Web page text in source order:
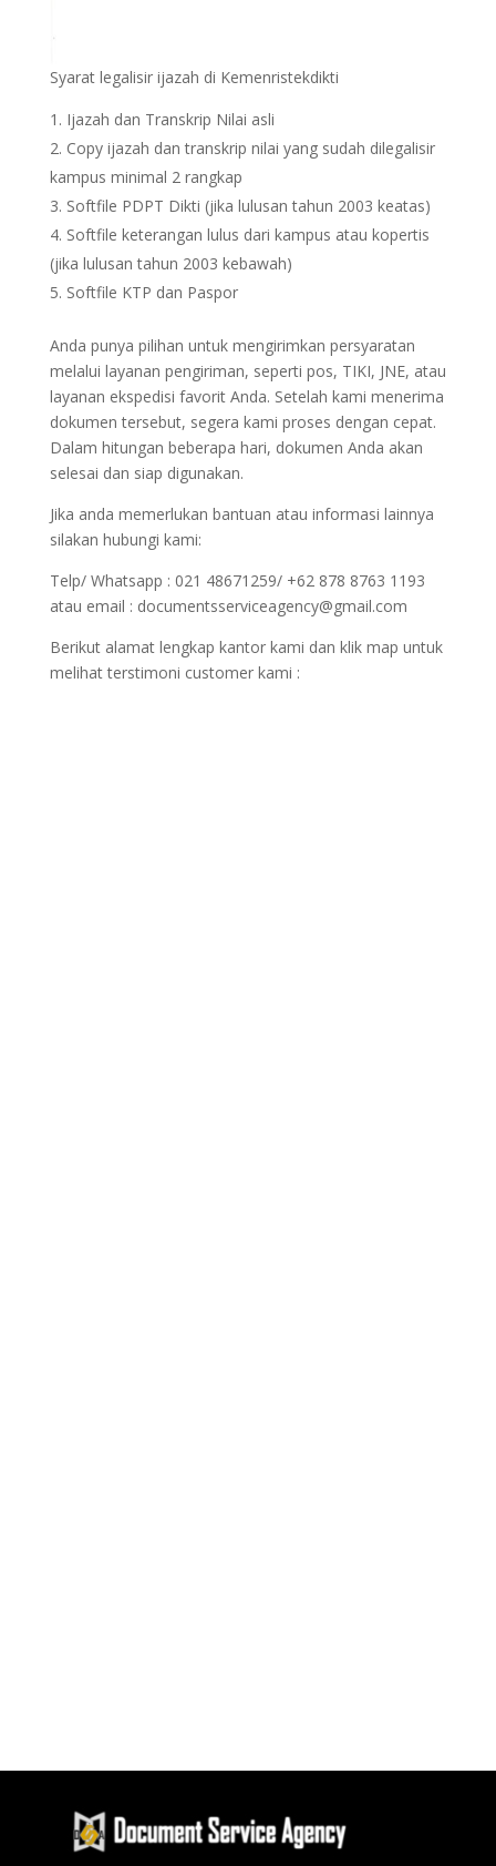
Syarat legalisir ijazah di Kemenristekdikti
Ijazah dan Transkrip Nilai asli
Copy ijazah dan transkrip nilai yang sudah dilegalisir
kampus minimal 2 rangkap
Softfile PDPT Dikti (jika lulusan tahun 2003 keatas)
Softfile keterangan lulus dari kampus atau kopertis
(jika lulusan tahun 2003 kebawah)
Softfile KTP dan Paspor
Anda punya pilihan untuk mengirimkan persyaratan
melalui layanan pengiriman, seperti pos, TIKI, JNE, atau
layanan ekspedisi favorit Anda. Setelah kami menerima
dokumen tersebut, segera kami proses dengan cepat.
Dalam hitungan beberapa hari, dokumen Anda akan
selesai dan siap digunakan.
Jika anda memerlukan bantuan atau informasi lainnya
silakan hubungi kami:
Telp/ Whatsapp : 021 48671259/ +62 878 8763 1193
atau email : documentsserviceagency@gmail.com
Berikut alamat lengkap kantor kami dan klik map untuk
melihat terstimoni customer kami :